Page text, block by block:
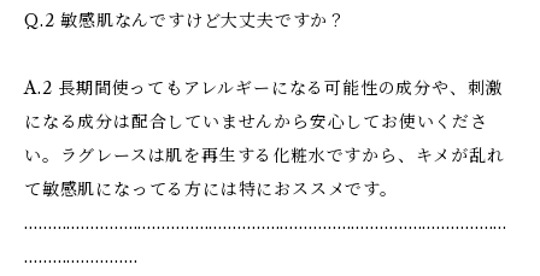
Q.2 敏感肌なんですけど大丈夫ですか？
A.2 長期間使ってもアレルギーになる可能性の成分や、刺激
になる成分は配合していませんから安心してお使いくださ
い。ラグレースは肌を再生する化粧水ですから、キメが乱れ
て敏感肌になってる方には特におススメです。
…………………………………………………………………………………………
……………………